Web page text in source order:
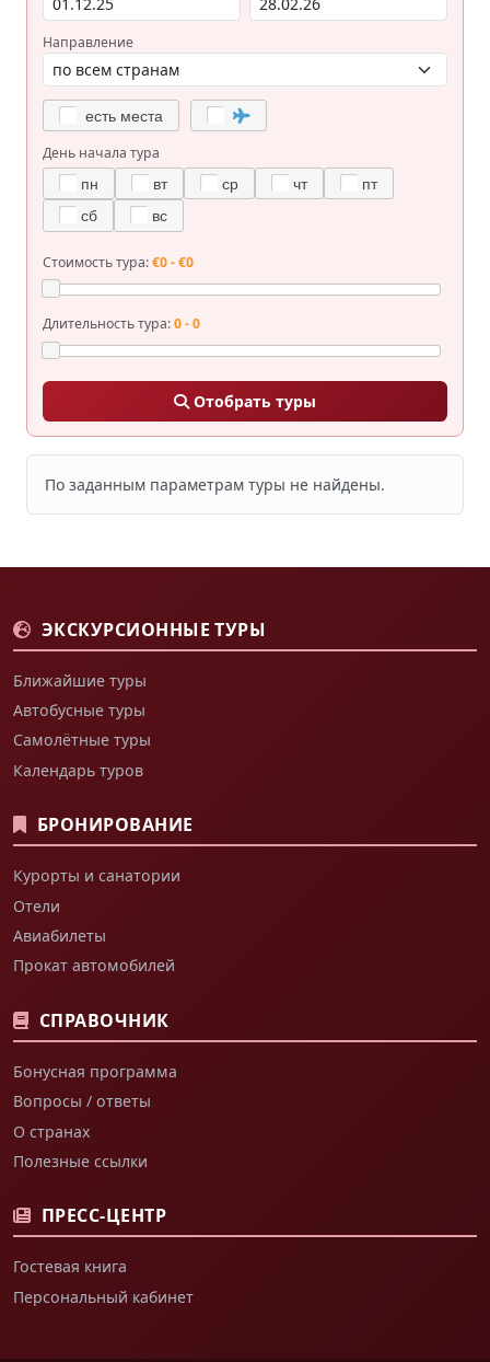
Направление
есть места
День начала тура
пн вт ср чт
пт
сб
вс
Стоимость тура:€0 - €0
Длительность тура:0 - 0
Отобрать туры
По заданным параметрам туры не найдены.
ЭКСКУРСИОННЫЕ ТУРЫ
Ближайшие туры
Автобусные туры
Самолётные туры
Календарь туров
БРОНИРОВАНИЕ
Курорты и санатории
Отели
Авиабилеты
Прокат автомобилей
СПРАВОЧНИК
Бонусная программа
Вопросы / ответы
О странах
Полезные ссылки
ПРЕСС-ЦЕНТР
Гостевая книга
Персональный кабинет